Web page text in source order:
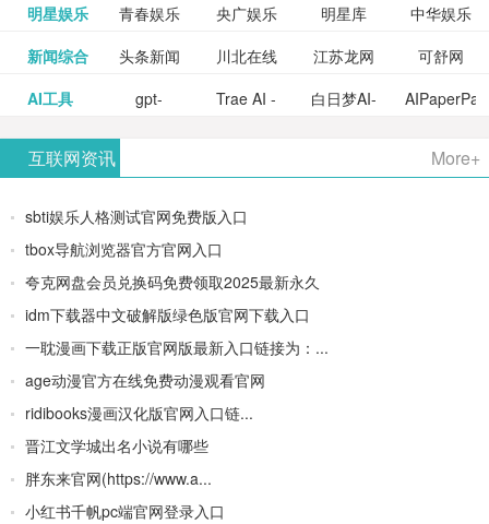
荐好电影
给你。
业务网
食局
网 论坛
腾讯充值
中心
更多>>
明星娱乐 青春娱乐
网
央广娱乐
网,
明星库 中华娱乐
网
网易娱乐 更多>>
新闻综合 头条新闻 川北在线 江苏龙网
可舒网
巾帼网
更多>>
AI工具 gpt-
OpenAI最
新AI图像
生成器
Trae AI -
境/深度集
成
Doubao-
1.5-pro与
白日梦AI-
- AI论文写
高质量
PPT
互联网资讯 More+
sbti娱乐人格测试官网免费版入口
tbox导航浏览器官方官网入口
夸克网盘会员兑换码免费领取2025最新永久
idm下载器中文破解版绿色版官网下载入口
一耽漫画下载正版官网版最新入口链接为：...
age动漫官方在线免费动漫观看官网
ridibooks漫画汉化版官网入口链...
晋江文学城出名小说有哪些
胖东来官网(https://www.a...
小红书千帆pc端官网登录入口